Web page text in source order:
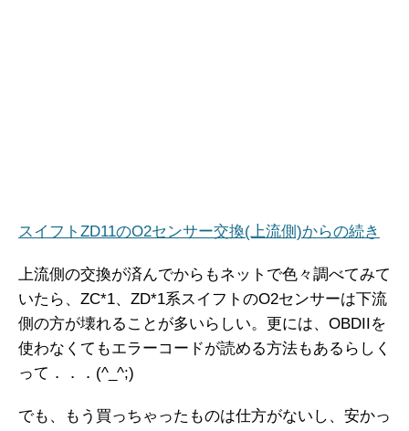
スイフトZD11のO2センサー交換(上流側)からの続き
上流側の交換が済んでからもネットで色々調べてみて
いたら、ZC*1、ZD*1系スイフトのO2センサーは下流
側の方が壊れることが多いらしい。更には、OBDIIを
使わなくてもエラーコードが読める方法もあるらしく
って．．．(^_^;)
でも、もう買っちゃったものは仕方がないし、安かっ